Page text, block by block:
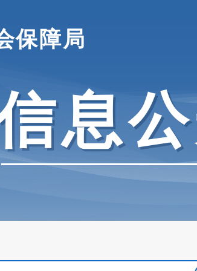
保障局
息